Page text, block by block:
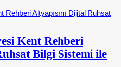
Kent Rehberi
Bilgi Sistemi ile